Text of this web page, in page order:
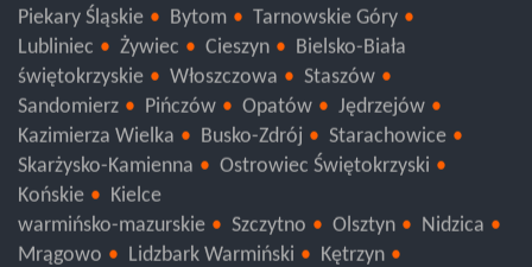
Gliwice
Myszków Kłobuck
Częstochowa
Piekary Śląskie
Bytom
Tarnowskie Góry
Lubliniec
Żywiec Cieszyn
Bielsko-Biała
świętokrzyskie
Włoszczowa
Staszów
Sandomierz
Pińczów Opatów
Jędrzejów
Kazimierza Wielka
Busko-Zdrój
Starachowice
Skarżysko-Kamienna
Końskie
Kielce
warmińsko-mazurskie
Szczytno Olsztyn